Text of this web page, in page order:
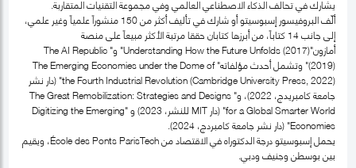
يشارك في تحالف الذكاء الاصطناعي العالمي وفي مجموعة التقنيات المتقاربة.
ألّف البروفيسور إسبوسيتو أو شارك في تأليف أكثر من 150 منشوراً علمياً وغير علمي،
إلى جانب 14 كتاباً، من أبرزها كتابان حققا مرتبة الأكثر مبيعاً على منصة
أمازون"Understanding How the Future Unfolds (2017)" و" The AI Republic
(2019)" وتشمل أحدث مؤلفاته" The Emerging Economies under the Dome of
the Fourth Industrial Revolution (Cambridge University Press, 2022)" (دار نشر
جامعة كامبريدج، 2022)، و" The Great Remobilization: Strategies and Designs
for a Global Smarter World" (دار MIT للنشر، 2023) و "Digitizing the Emerging
Economies" (دار نشر جامعة كامبردج، 2024).
يحمل إسبوسيتو درجة الدكتوراه في الاقتصاد من École des Ponts ParisTech، ويقيم
بين بوسطن وجنيف ودبي.